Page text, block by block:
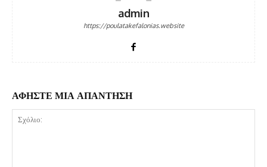
admin
https://poulatakefalonias.website
ΑΦΗΣΤΕ ΜΙΑ ΑΠΑΝΤΗΣΗ